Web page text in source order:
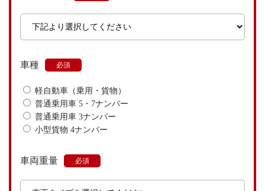
車種
軽自動車（乗用・貨物）
普通乗用車 5・7ナンバー
普通乗用車 3ナンバー
小型貨物 4ナンバー
車両重量